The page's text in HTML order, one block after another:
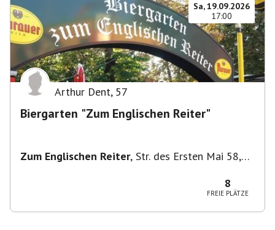
Sa, 19.09.2026
17:00
Arthur Dent, 57
Biergarten "Zum Englischen Reiter"
Zum Englischen Reiter, Str. des Ersten Mai 58,
8
FREIE PLÄTZE